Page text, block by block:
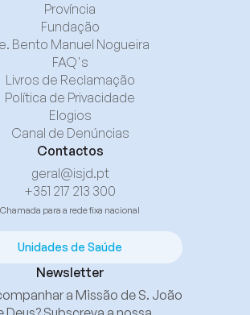
Província
Fundação
Bento Manuel Nogueira
FAQ's
Livros de Reclamação
Política de Privacidade
Elogios
Canal de Denúncias
Contactos
geral@isjd.pt
+351 217 213 300
Chamada para a rede fixa nacional
Unidades de Saúde
Newsletter
a Missão de S. João